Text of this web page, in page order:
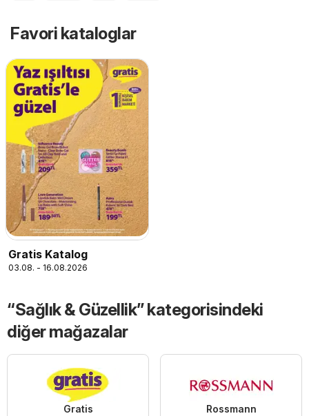
Favori kataloglar
Gratis Katalog
03.08. - 16.08.2026
“Sağlık & Güzellik” kategorisindeki
diğer mağazalar
Gratis Rossmann